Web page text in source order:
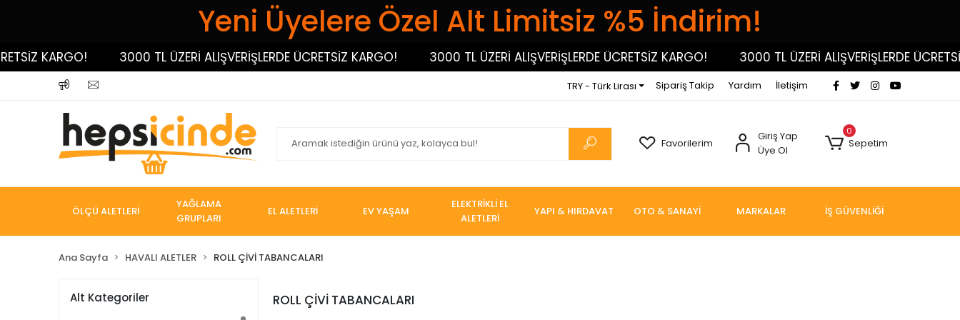
Yeni Üyelere Özel Alt Limitsiz %5 İndirim!
KARGO! 3000 TL ÜZERİ ALIŞVERİŞLERDE ÜCRETSİZ KARGO! 3000 TL ÜZERİ ALIŞVERİŞLERDE ÜCRETSİZ KARGO! 3000 TL ÜZERİ ALIŞVERİŞLERDE
TRY - Türk Lirası Sipariş Takip Yardım İletişim
Favorilerim
Giriş Yap
Üye Ol
0
Sepetim
ÖLÇÜ ALETLERİ
YAĞLAMA
GRUPLARI
EL ALETLERİ EV YAŞAM
ELEKTRİKLİ EL
ALETLERİ
YAPI & HIRDAVAT OTO & SANAYİ MARKALAR İŞ GÜVENLİĞİ
Ana Sayfa HAVALI ALETLER ROLL ÇİVİ TABANCALARI
Alt Kategoriler ROLL ÇİVİ TABANCALARI